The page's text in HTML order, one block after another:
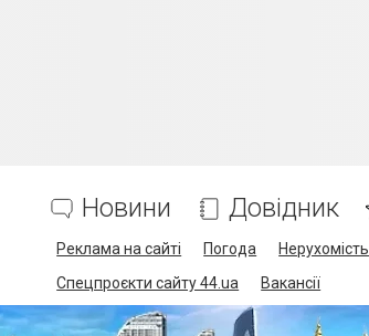
Новини Довідник
Реклама на сайті Погода Нерухомість
Спецпроєкти сайту 44.ua
Вакансії